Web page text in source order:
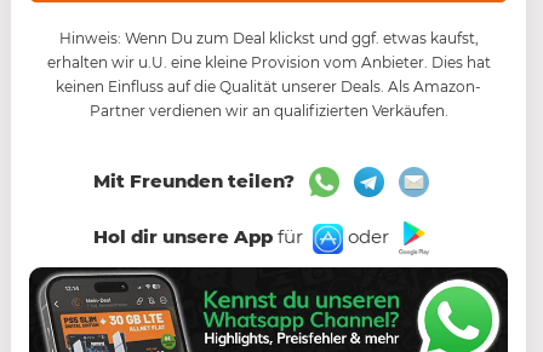
Hinweis: Wenn Du zum Deal klickst und ggf. etwas kaufst,
erhalten wir u.U. eine kleine Provision vom Anbieter. Dies hat
keinen Einfluss auf die Qualität unserer Deals. Als Amazon-
Partner verdienen wir an qualifizierten Verkäufen.
Mit Freunden teilen?
Hol dir unsere Appfür oder